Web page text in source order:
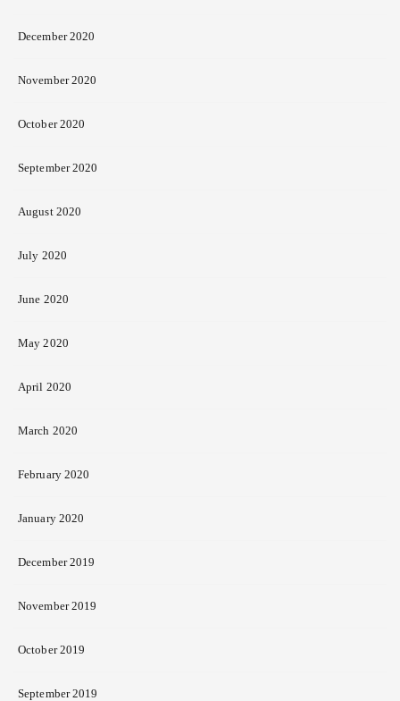
December 2020
November 2020
October 2020
September 2020
August 2020
July 2020
June 2020
May 2020
April 2020
March 2020
February 2020
January 2020
December 2019
November 2019
October 2019
September 2019